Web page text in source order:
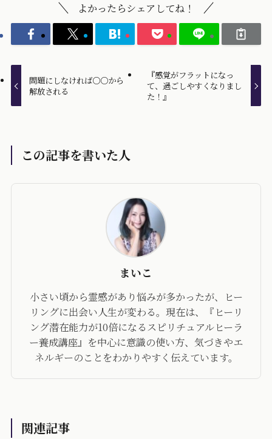
よかったらシェアしてね！
問題にしなければ○○から
解放される
『感覚がフラットになっ
て、過ごしやすくなりまし
た！』
この記事を書いた人
まいこ
小さい頃から霊感があり悩みが多かったが、ヒー
リングに出会い人生が変わる。現在は、『ヒーリ
ング潜在能力が10倍になるスピリチュアルヒーラ
ー養成講座』を中心に意識の使い方、気づきやエ
ネルギーのことをわかりやすく伝えています。
関連記事